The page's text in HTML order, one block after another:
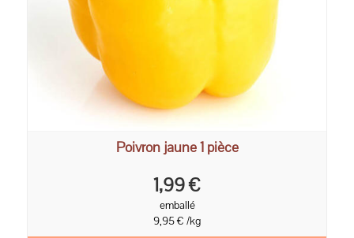
Poivron jaune 1 pièce
1,99 €
emballé
9,95 € /kg